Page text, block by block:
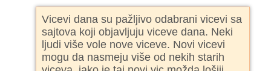
Vicevi dana su pažljivo odabrani vicevi sa
sajtova koji objavljuju viceve dana. Neki
ljudi više vole nove viceve. Novi vicevi
mogu da nasmeju više od nekih starih